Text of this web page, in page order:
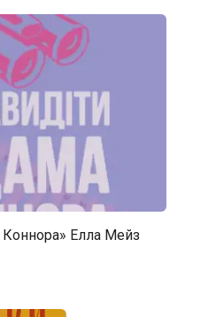
Елла Мейз